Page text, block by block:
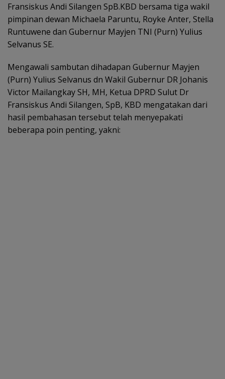
Fransiskus Andi Silangen SpB.KBD bersama tiga wakil
pimpinan dewan Michaela Paruntu, Royke Anter, Stella
Runtuwene dan Gubernur Mayjen TNI (Purn) Yulius
Selvanus SE.
Mengawali sambutan dihadapan Gubernur Mayjen
(Purn) Yulius Selvanus dn Wakil Gubernur DR Johanis
Victor Mailangkay SH, MH, Ketua DPRD Sulut Dr
Fransiskus Andi Silangen, SpB, KBD mengatakan dari
hasil pembahasan tersebut telah menyepakati
beberapa poin penting, yakni: